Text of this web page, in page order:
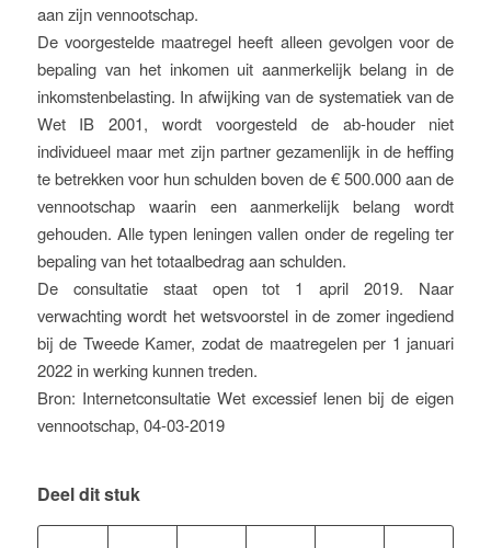
aan zijn vennootschap.
De voorgestelde maatregel heeft alleen gevolgen voor de
bepaling van het inkomen uit aanmerkelijk belang in de
inkomstenbelasting. In afwijking van de systematiek van de
Wet IB 2001, wordt voorgesteld de ab-houder niet
individueel maar met zijn partner gezamenlijk in de heffing
te betrekken voor hun schulden boven de € 500.000 aan de
vennootschap waarin een aanmerkelijk belang wordt
gehouden. Alle typen leningen vallen onder de regeling ter
bepaling van het totaalbedrag aan schulden.
De consultatie staat open tot 1 april 2019. Naar
verwachting wordt het wetsvoorstel in de zomer ingediend
bij de Tweede Kamer, zodat de maatregelen per 1 januari
2022 in werking kunnen treden.
Bron: Internetconsultatie Wet excessief lenen bij de eigen
vennootschap, 04-03-2019
Deel dit stuk